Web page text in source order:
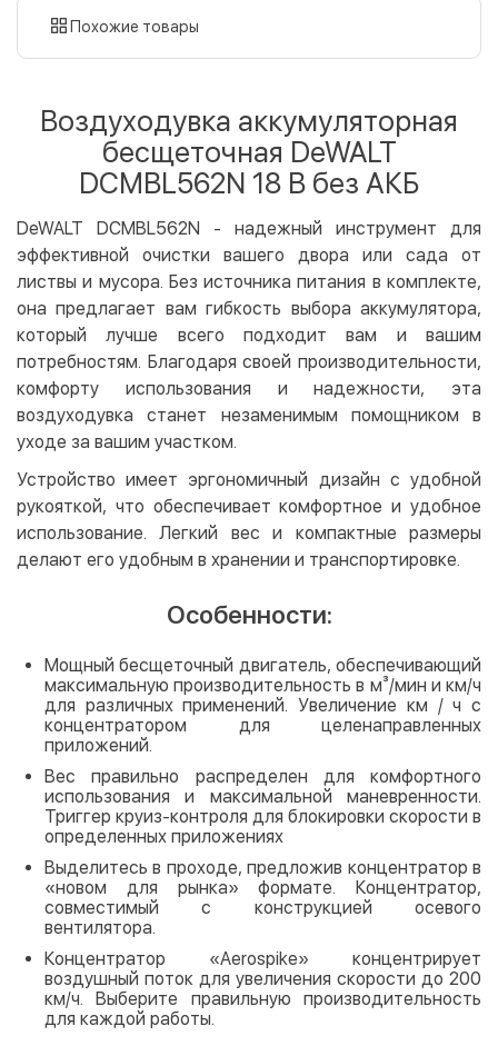
картой
LiqPay
Apple Pay
Google Pay
Безналичный расчет
Оплата на счет юр.лица
Бесплатно
Кредит
Мгновенная рассрочка (Приватбанк)
Оплата частями (Приватбанк)
Покупка частями (Монобанк)
Похожие товары
Воздуходувка аккумуляторная
бесщеточная DeWALT
DCMBL562N 18 В без АКБ
DeWALT DCMBL562N - надежный инструмент для
эффективной очистки вашего двора или сада от
листвы и мусора. Без источника питания в комплекте,
она предлагает вам гибкость выбора аккумулятора,
который лучше всего подходит вам и вашим
потребностям. Благодаря своей производительности,
комфорту использования и надежности, эта
воздуходувка станет незаменимым помощником в
уходе за вашим участком.
Устройство имеет эргономичный дизайн с удобной
рукояткой, что обеспечивает комфортное и удобное
использование. Легкий вес и компактные размеры
делают его удобным в хранении и транспортировке.
Особенности:
Мощный бесщеточный двигатель, обеспечивающий
максимальную производительность в м³/мин и км/ч
для различных применений. Увеличение км / ч с
концентратором для целенаправленных
приложений.
Вес правильно распределен для комфортного
использования и максимальной маневренности.
Триггер круиз-контроля для блокировки скорости в
определенных приложениях
Выделитесь в проходе, предложив концентратор в
«новом для рынка» формате. Концентратор,
совместимый с конструкцией осевого
вентилятора.
Концентратор «Aerospike» концентрирует
воздушный поток для увеличения скорости до 200
км/ч. Выберите правильную производительность
для каждой работы.